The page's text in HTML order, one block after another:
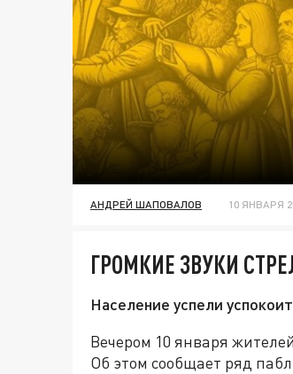
АНДРЕЙ ШАПОВАЛОВ 10 ЯНВАРЯ
ГРОМКИЕ ЗВУКИ
Население успели
Вечером 10 января
Об этом сообщает ряд